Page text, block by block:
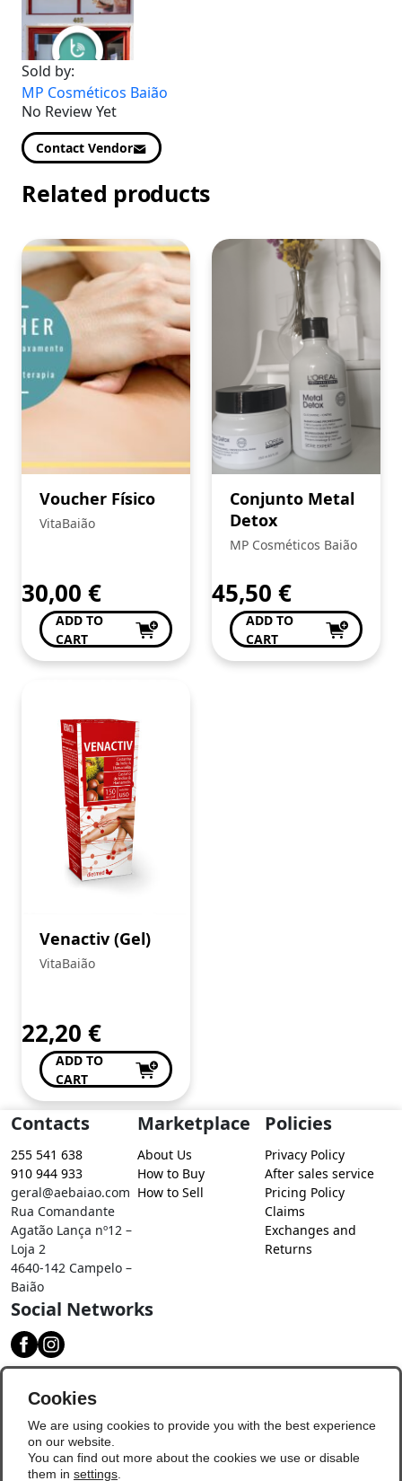
Sold by:
MP Cosméticos Baião
No Review Yet
Contact Vendor
Related products
Voucher Físico
VitaBaião
30,00 €
ADD TO
CART
Conjunto Metal
Detox
MP Cosméticos Baião
45,50 €
ADD TO
CART
Venactiv (Gel)
VitaBaião
22,20 €
ADD TO
CART
Contacts
255 541 638
910 944 933
geral@aebaiao.com
Rua Comandante
Agatão Lança nº12 –
Loja 2
4640-142 Campelo –
Baião
Marketplace
About Us
How to Buy
How to Sell
Policies
Privacy Policy
After sales service
Pricing Policy
Claims
Exchanges and
Returns
Social Networks
Cookies
We are using cookies to provide you with the best experience
on our website.
You can find out more about the cookies we use or disable
them in settings